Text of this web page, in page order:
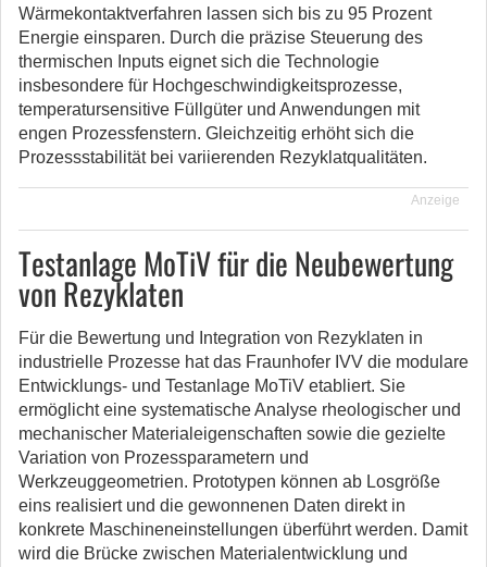
Wärmekontaktverfahren lassen sich bis zu 95 Prozent
Energie einsparen. Durch die präzise Steuerung des
thermischen Inputs eignet sich die Technologie
insbesondere für Hochgeschwindigkeitsprozesse,
temperatursensitive Füllgüter und Anwendungen mit
engen Prozessfenstern. Gleichzeitig erhöht sich die
Prozessstabilität bei variierenden Rezyklatqualitäten.
Anzeige
Testanlage MoTiV für die Neubewertung
von Rezyklaten
Für die Bewertung und Integration von Rezyklaten in
industrielle Prozesse hat das Fraunhofer IVV die modulare
Entwicklungs- und Testanlage MoTiV etabliert. Sie
ermöglicht eine systematische Analyse rheologischer und
mechanischer Materialeigenschaften sowie die gezielte
Variation von Prozessparametern und
Werkzeuggeometrien. Prototypen können ab Losgröße
eins realisiert und die gewonnenen Daten direkt in
konkrete Maschineneinstellungen überführt werden. Damit
wird die Brücke zwischen Materialentwicklung und